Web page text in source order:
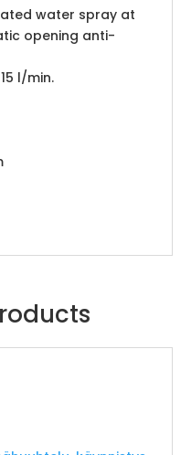
water spray at
opening anti-
l/min.